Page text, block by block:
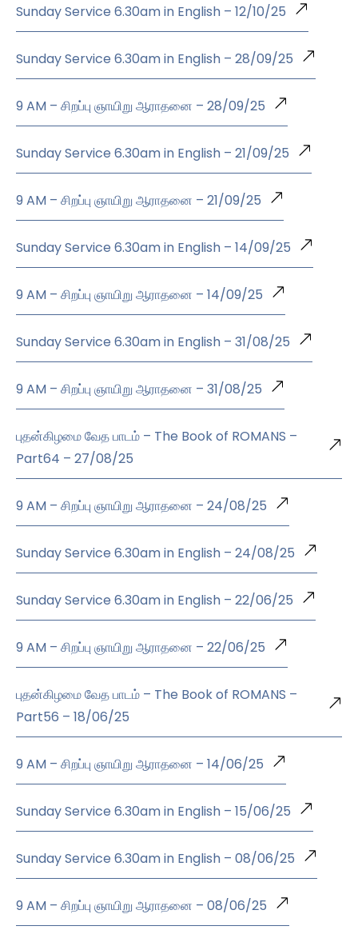
Sunday Service 6.30am in English – 12/10/25
Sunday Service 6.30am in English – 28/09/25
9 AM – சிறப்பு ஞாயிறு ஆராதனை – 28/09/25
Sunday Service 6.30am in English – 21/09/25
9 AM – சிறப்பு ஞாயிறு ஆராதனை – 21/09/25
Sunday Service 6.30am in English – 14/09/25
9 AM – சிறப்பு ஞாயிறு ஆராதனை – 14/09/25
Sunday Service 6.30am in English – 31/08/25
9 AM – சிறப்பு ஞாயிறு ஆராதனை – 31/08/25
புதன்கிழமை வேத பாடம் – The Book of ROMANS –
Part64 – 27/08/25
9 AM – சிறப்பு ஞாயிறு ஆராதனை – 24/08/25
Sunday Service 6.30am in English – 24/08/25
Sunday Service 6.30am in English – 22/06/25
9 AM – சிறப்பு ஞாயிறு ஆராதனை – 22/06/25
புதன்கிழமை வேத பாடம் – The Book of ROMANS –
Part56 – 18/06/25
9 AM – சிறப்பு ஞாயிறு ஆராதனை – 14/06/25
Sunday Service 6.30am in English – 15/06/25
Sunday Service 6.30am in English – 08/06/25
9 AM – சிறப்பு ஞாயிறு ஆராதனை – 08/06/25